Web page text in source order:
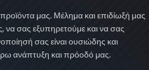
μας. Μέλημα και επιδίωξή μας
να σας εξυπηρετούμε και να σας
σας είναι ουσιώδης και
ανάπτυξη και πρόοδό μας.